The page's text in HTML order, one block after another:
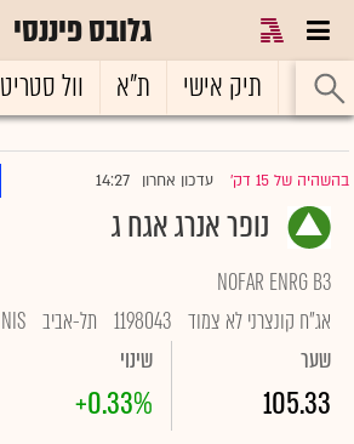
גלובס פיננסי
ראשי תיק אישי ת"א וול סטריט
בהשהיה של 15 דק' |עדכון אחרון 14:27
נופר אנרג אגח ג
NOFAR ENRG B3
אג"ח קונצרני לא צמוד 1198043 תל-אביב NIS
שער
105.33
שינוי
+0.33%